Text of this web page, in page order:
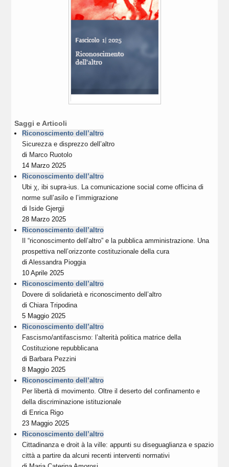
Saggi e Articoli
Riconoscimento dell’altro
Sicurezza e disprezzo dell’altro
di Marco Ruotolo
14 Marzo 2025
Riconoscimento dell’altro
Ubi χ, ibi supra-ius. La comunicazione social come officina di
norme sull’asilo e l’immigrazione
di Iside Gjergji
28 Marzo 2025
Riconoscimento dell’altro
Il “riconoscimento dell’altro” e la pubblica amministrazione. Una
prospettiva nell’orizzonte costituzionale della cura
diAlessandra Pioggia
10 Aprile 2025
Riconoscimento dell’altro
Dovere di solidarietà e riconoscimento dell’altro
diChiara Tripodina
5 Maggio 2025
Riconoscimento dell’altro
Fascismo/antifascismo: l’alterità politica matrice della
Costituzione repubblicana
di Barbara Pezzini
8 Maggio 2025
Riconoscimento dell’altro
Per libertà di movimento. Oltre il deserto del confinamento e
della discriminazione istituzionale
di Enrica Rigo
23 Maggio 2025
Riconoscimento dell’altro
Cittadinanza e droit à la ville: appunti su diseguaglianza e spazio
città a partire da alcuni recenti interventi normativi